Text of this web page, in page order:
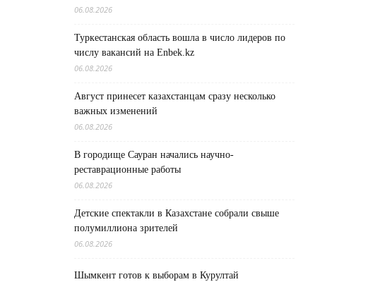
06.08.2026
Туркестанская область вошла в число лидеров по
числу вакансий на Enbek.kz
06.08.2026
Август принесет казахстанцам сразу несколько
важных изменений
06.08.2026
В городище Сауран начались научно-
реставрационные работы
06.08.2026
Детские спектакли в Казахстане собрали свыше
полумиллиона зрителей
06.08.2026
Шымкент готов к выборам в Курултай